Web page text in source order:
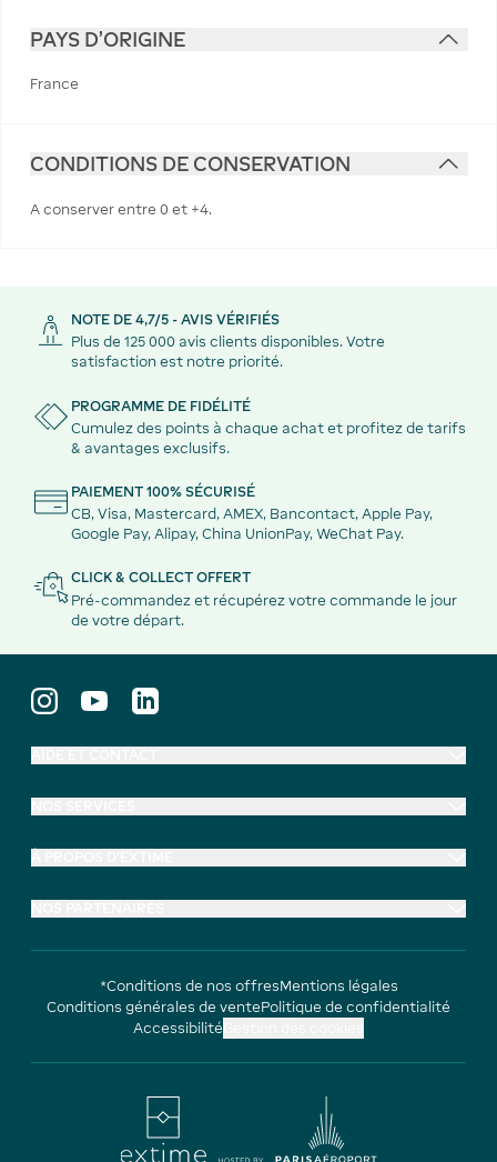
PAYS D'ORIGINE
France
CONDITIONS DE CONSERVATION
‌A conserver entre 0 et +4.
NOTE DE 4,7/5 - AVIS VÉRIFIÉS
Plus de 125 000 avis clients disponibles. Votre
satisfaction est notre priorité.
PROGRAMME DE FIDÉLITÉ
Cumulez des points à chaque achat et profitez de tarifs
& avantages exclusifs.
PAIEMENT 100% SÉCURISÉ
CB, Visa, Mastercard, AMEX, Bancontact, Apple Pay,
Google Pay, Alipay, China UnionPay, WeChat Pay.
CLICK & COLLECT OFFERT
Pré-commandez et récupérez votre commande le jour
de votre départ.
*Conditions de nos offresMentions légales
Conditions générales de ventePolitique de confidentialité
Accessibilité